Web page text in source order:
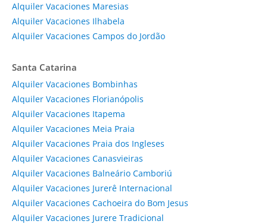
Alquiler Vacaciones Maresias
Alquiler Vacaciones Ilhabela
Alquiler Vacaciones Campos do Jordão
Santa Catarina
Alquiler Vacaciones Bombinhas
Alquiler Vacaciones Florianópolis
Alquiler Vacaciones Itapema
Alquiler Vacaciones Meia Praia
Alquiler Vacaciones Praia dos Ingleses
Alquiler Vacaciones Canasvieiras
Alquiler Vacaciones Balneário Camboriú
Alquiler Vacaciones Jurerê Internacional
Alquiler Vacaciones Cachoeira do Bom Jesus
Alquiler Vacaciones Jurere Tradicional